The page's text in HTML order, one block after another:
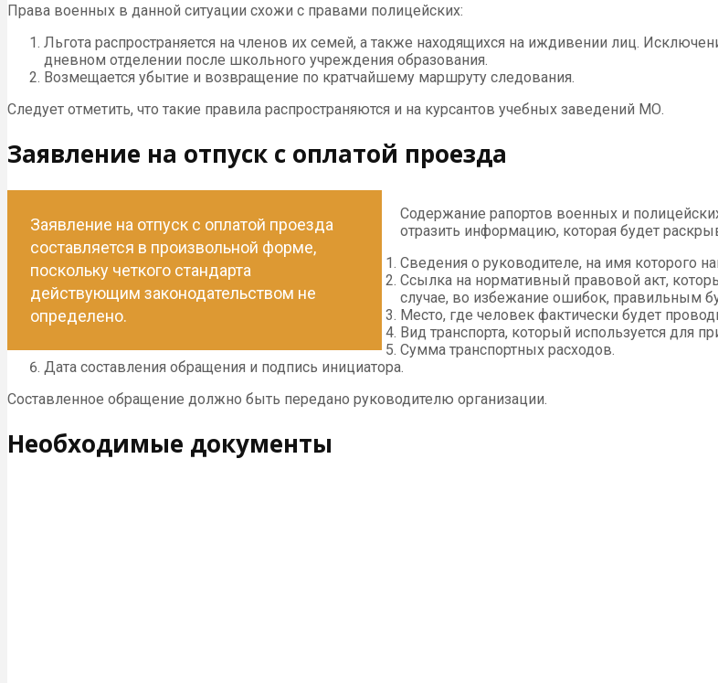
Права военных в данной ситуации схожи с правами полицейских:
Льгота распространяется на членов их семей, а также находящихся на иждивении лиц.
дневном отделении после школьного учреждения образования.
Возмещается убытие и возвращение по кратчайшему маршруту следования.
Следует отметить, что такие правила распространяются и на курсантов учебных заведений МО.
Заявление на отпуск с оплатой проезда
Заявление на отпуск с оплатой проезда
составляется в произвольной форме,
поскольку четкого стандарта
действующим законодательством не
определено.
Содержание рапортов военных и
отразить информацию, которая будет
Сведения о руководителе, на имя которого
Ссылка на нормативный правовой акт,
случае, во избежание ошибок, правильным
Место, где человек фактически будет
Вид транспорта, который используется для
Сумма транспортных расходов.
Дата составления обращения и подпись инициатора.
Составленное обращение должно быть передано руководителю организации.
Необходимые документы